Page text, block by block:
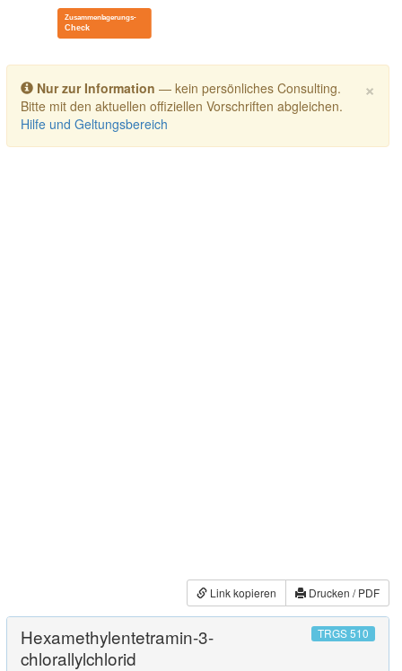
Toggle navigation
×
Nur zur Information — kein persönliches Consulting.
Bitte mit den aktuellen offiziellen Vorschriften abgleichen.
Hilfe und Geltungsbereich
Link kopieren Drucken / PDF
Hexamethylentetramin-3-
chlorallylchlorid
TRGS 510